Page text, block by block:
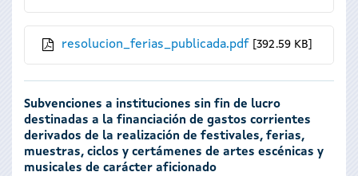
resolucion_ferias_publicada.pdf 392.59 KB
Subvenciones a instituciones sin fin de lucro
destinadas a la financiación de gastos corrientes
derivados de la realización de festivales, ferias,
muestras, ciclos y certámenes de artes escénicas y
musicales de carácter aficionado